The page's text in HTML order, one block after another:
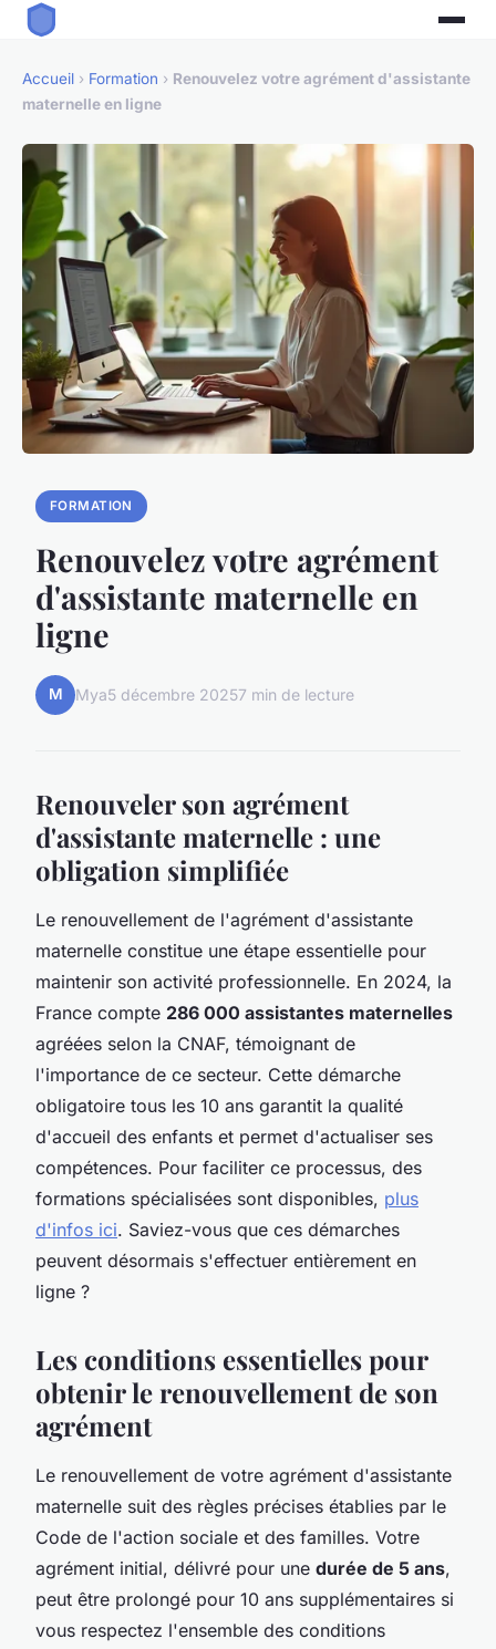
Accueil › Formation › Renouvelez votre agrément d'assistante
maternelle en ligne
FORMATION
Renouvelez votre agrément
d'assistante maternelle en
ligne
M Mya5 décembre 20257 min de lecture
Renouveler son agrément
d'assistante maternelle : une
obligation simplifiée
Le renouvellement de l'agrément d'assistante
maternelle constitue une étape essentielle pour
maintenir son activité professionnelle. En 2024, la
France compte 286 000 assistantes maternelles
agréées selon la CNAF, témoignant de
l'importance de ce secteur. Cette démarche
obligatoire tous les 10 ans garantit la qualité
d'accueil des enfants et permet d'actualiser ses
compétences. Pour faciliter ce processus, des
formations spécialisées sont disponibles, plus
d'infos ici. Saviez-vous que ces démarches
peuvent désormais s'effectuer entièrement en
ligne ?
Les conditions essentielles pour
obtenir le renouvellement de son
agrément
Le renouvellement de votre agrément d'assistante
maternelle suit des règles précises établies par le
Code de l'action sociale et des familles. Votre
agrément initial, délivré pour une durée de 5 ans,
peut être prolongé pour 10 ans supplémentaires si
vous respectez l'ensemble des conditions